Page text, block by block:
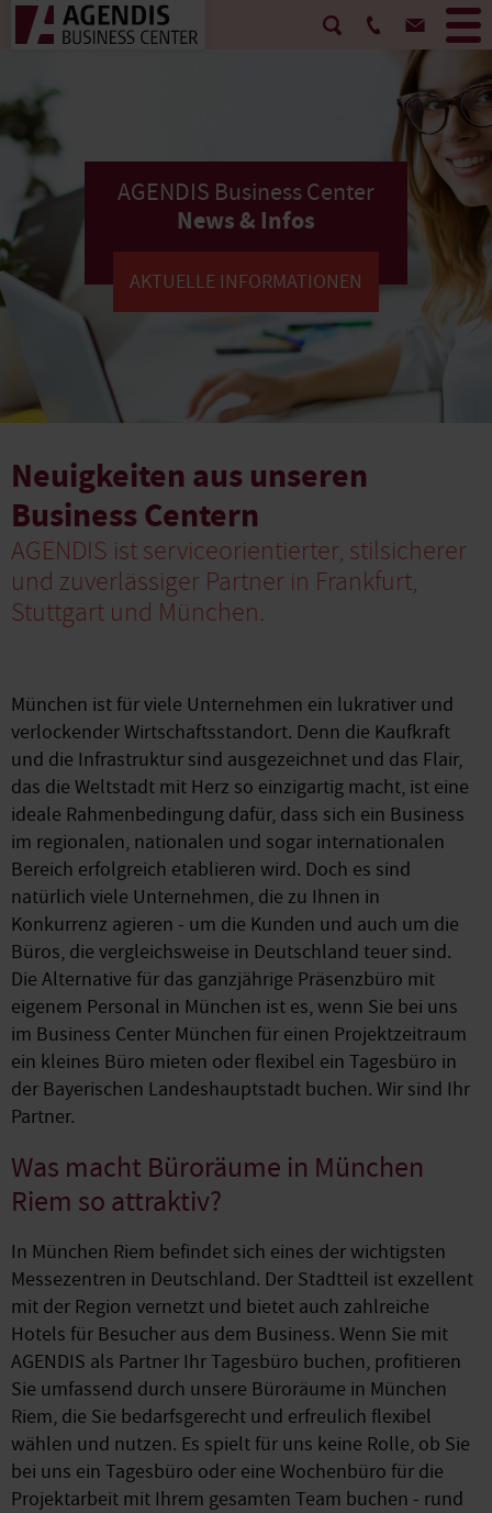
AGENDIS Business Center
News & Infos
AKTUELLE INFORMATIONEN
Neuigkeiten aus unseren
Business Centern
AGENDIS ist serviceorientierter, stilsicherer
und zuverlässiger Partner in Frankfurt,
Stuttgart und München.
München ist für viele Unternehmen ein lukrativer und
verlockender Wirtschaftsstandort. Denn die Kaufkraft
und die Infrastruktur sind ausgezeichnet und das Flair,
das die Weltstadt mit Herz so einzigartig macht, ist eine
ideale Rahmenbedingung dafür, dass sich ein Business
im regionalen, nationalen und sogar internationalen
Bereich erfolgreich etablieren wird. Doch es sind
natürlich viele Unternehmen, die zu Ihnen in
Konkurrenz agieren - um die Kunden und auch um die
Büros, die vergleichsweise in Deutschland teuer sind.
Die Alternative für das ganzjährige Präsenzbüro mit
eigenem Personal in München ist es, wenn Sie bei uns
im Business Center München für einen Projektzeitraum
ein kleines Büro mieten oder flexibel ein Tagesbüro in
der Bayerischen Landeshauptstadt buchen. Wir sind Ihr
Partner.
Was macht Büroräume in München
Riem so attraktiv?
In München Riem befindet sich eines der wichtigsten
Messezentren in Deutschland. Der Stadtteil ist exzellent
mit der Region vernetzt und bietet auch zahlreiche
Hotels für Besucher aus dem Business. Wenn Sie mit
AGENDIS als Partner Ihr Tagesbüro buchen, profitieren
Sie umfassend durch unsere Büroräume in München
Riem, die Sie bedarfsgerecht und erfreulich flexibel
wählen und nutzen. Es spielt für uns keine Rolle, ob Sie
bei uns ein Tagesbüro oder eine Wochenbüro für die
Projektarbeit mit Ihrem gesamten Team buchen - rund